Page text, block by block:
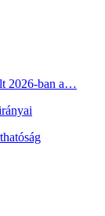
2026-ban a…